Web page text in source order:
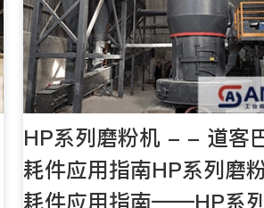
HP系列磨粉机 - - 道客
耗件应用指南HP系列磨
耗件应用指南——HP系